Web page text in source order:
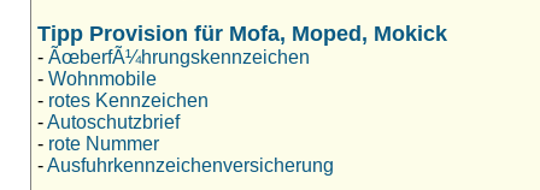
Tipp Provision für Mofa, Moped, Mokick
- ÃœberfÃ¼hrungskennzeichen
- Wohnmobile
- rotes Kennzeichen
-Autoschutzbrief
- rote Nummer
-Ausfuhrkennzeichenversicherung